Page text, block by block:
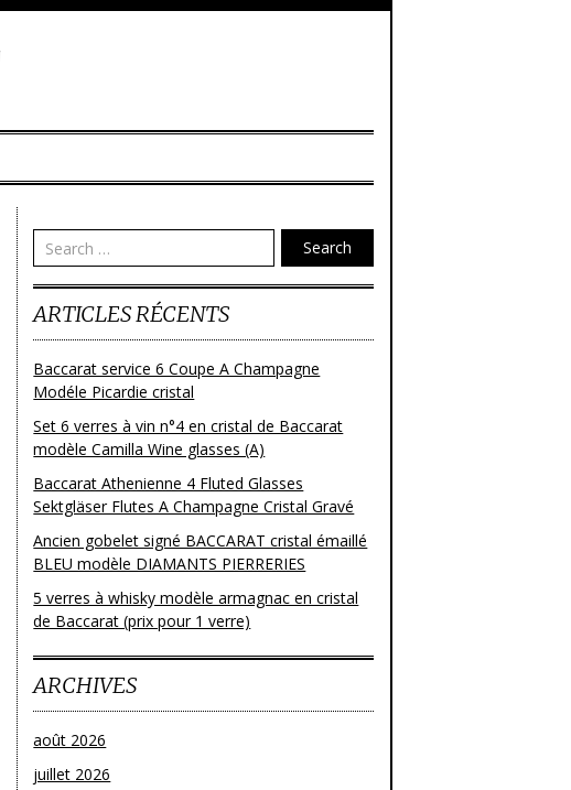
Search
ARTICLES RÉCENTS
Baccarat service 6 Coupe A Champagne
Modéle Picardie cristal
Set 6 verres à vin n°4 en cristal de Baccarat
modèle Camilla Wine glasses (A)
Baccarat Athenienne 4 Fluted Glasses
Sektgläser Flutes A Champagne Cristal Gravé
Ancien gobelet signé BACCARAT cristal émaillé
BLEU modèle DIAMANTS PIERRERIES
5 verres à whisky modèle armagnac en cristal
de Baccarat (prix pour 1 verre)
ARCHIVES
août 2026
juillet 2026